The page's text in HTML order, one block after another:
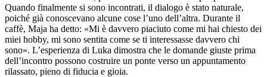
Quando finalmente si sono incontrati, il dialogo è stato naturale,
poiché già conoscevano alcune cose l’uno dell’altra. Durante il
caffè, Maja ha detto: «Mi è davvero piaciuto come mi hai chiesto dei
miei hobby, mi sono sentita come se ti interessasse davvero chi
sono». L’esperienza di Luka dimostra che le domande giuste prima
dell’incontro possono costruire un ponte verso un appuntamento
rilassato, pieno di fiducia e gioia.